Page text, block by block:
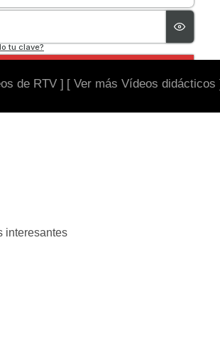
de RTV ] [ Ver más Vídeos didácticos
interesantes